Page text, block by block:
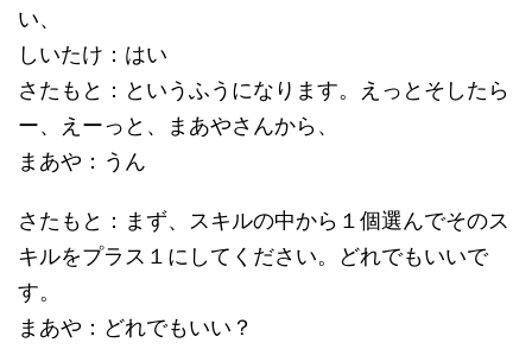
い、
しいたけ：はい
さたもと：というふうになります。えっとそしたら
ー、えーっと、まあやさんから、
まあや：うん
さたもと：まず、スキルの中から１個選んでそのス
キルをプラス１にしてください。どれでもいいで
す。
まあや：どれでもいい？